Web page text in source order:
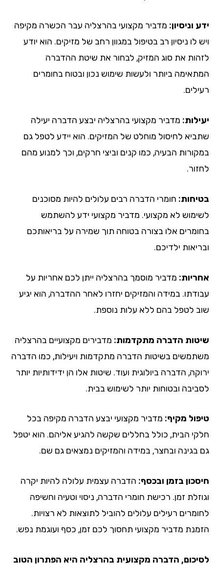
ידע וניסיון: מדביר מקצועי בהרצליה עבר הכשרה מקיפה
ויש לו ניסיון רב בטיפול במגוון רחב של מזיקים. הוא יודע
לזהות את סוג המזיק, לבחור את שיטת ההדברה
המתאימה ביותר ולעשות שימוש נכון ובטוח בחומרים
רעילים.
יעילות: מדביר מקצועי בהרצליה יבצע הדברה יעילה
שתביא לחיסול מוחלט של המזיקים. הוא יידע לטפל גם
במקורות הבעיה, כמו קנים וביצי חרקים, וכך למנוע מהם
לחזור.
בטיחות: חומרי הדברה רבים עלולים להיות מסוכנים
לשימוש לא מקצועי. מדביר מקצועי ידע להשתמש
בחומרים אלו בצורה בטוחה תוך שמירה על בריאותכם
ובריאות ילדיכם.
אחריות: מדביר מוסמך בהרצליה ייתן לכם אחריות על
עבודתו. במידה והמזיקים יחזרו לאחר ההדברה, הוא יגיע
שוב לטפל בהם ללא עלות נוספת.
שיטות הדברה מתקדמות: מדבירים מקצועיים בהרצליה
משתמשים בשיטות הדברה מתקדמות ויעילות, כמו הדברה
ירוקה, הדברה ביולוגית ועוד. שיטות אלו הן ידידותיות יותר
לסביבה ובטוחות יותר לשימוש בבית.
טיפול מקיף: מדביר מקצועי יבצע הדברה מקיפה בכל
חלקי הבית, כולל בחללים שקשה להגיע אליהם. הוא יטפל
גם בגינה ובחצר, במידה והמזיקים נמצאים גם שם.
חיסכון בזמן ובכסף: הדברה עצמית עלולה להיות יקרה
וגוזלת זמן. רכישת חומרי הדברה, ניסוי וטעיה וחשיפה
לחומרים רעילים עלולים להוביל לתוצאות לא רצויות.
הזמנת מדביר מקצועי תחסוך לכם זמן, כסף ועוגמת נפש.
לסיכום, הדברה מקצועית בהרצליה היא הפתרון הטוב